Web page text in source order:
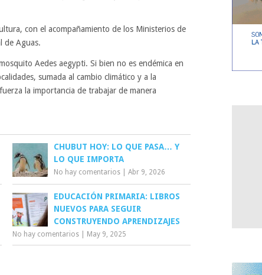
con el acompañamiento de los Ministerios de
de Aguas.
Aedes aegypti. Si bien no es endémica en
sumada al cambio climático y a la
la importancia de trabajar de manera
CHUBUT HOY: LO QUE PASA… Y
LO QUE IMPORTA
No hay comentarios |Abr 9, 2026
EDUCACIÓN PRIMARIA: LIBROS
NUEVOS PARA SEGUIR
CONSTRUYENDO APRENDIZAJES
No hay comentarios May 9, 2025